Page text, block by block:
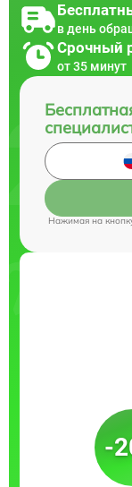
в день
Срочный
от 35 минут
Нажимая на
-